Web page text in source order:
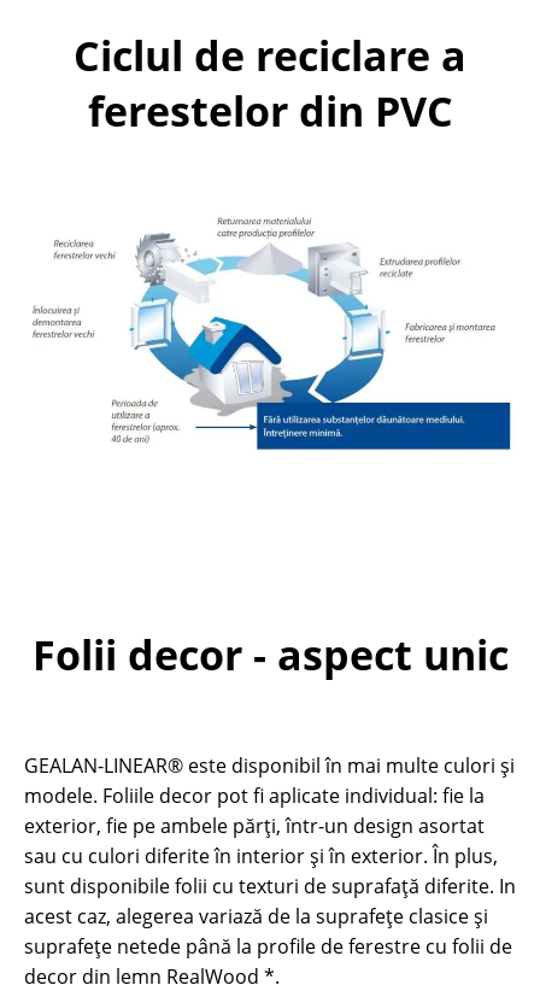
Ciclul de reciclare a
ferestelor din PVC
Folii decor - aspect unic
GEALAN-LINEAR® este disponibil în mai multe culori și
modele. Foliile decor pot fi aplicate individual: fie la
exterior, fie pe ambele părți, într-un design asortat
sau cu culori diferite în interior și în exterior. În plus,
sunt disponibile folii cu texturi de suprafață diferite. In
acest caz, alegerea variază de la suprafețe clasice și
suprafețe netede până la profile de ferestre cu folii de
decor din lemn RealWood *.